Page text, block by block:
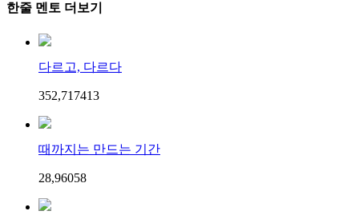
한줄 멘토 더보기
다르고, 다르다
352,717413
때까지는 만드는 기간
28,96058